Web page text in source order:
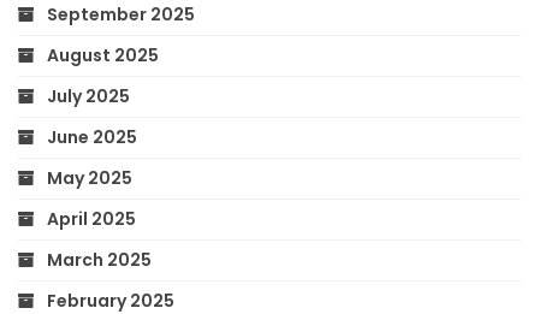
September 2025
August 2025
July 2025
June 2025
May 2025
April 2025
March 2025
February 2025